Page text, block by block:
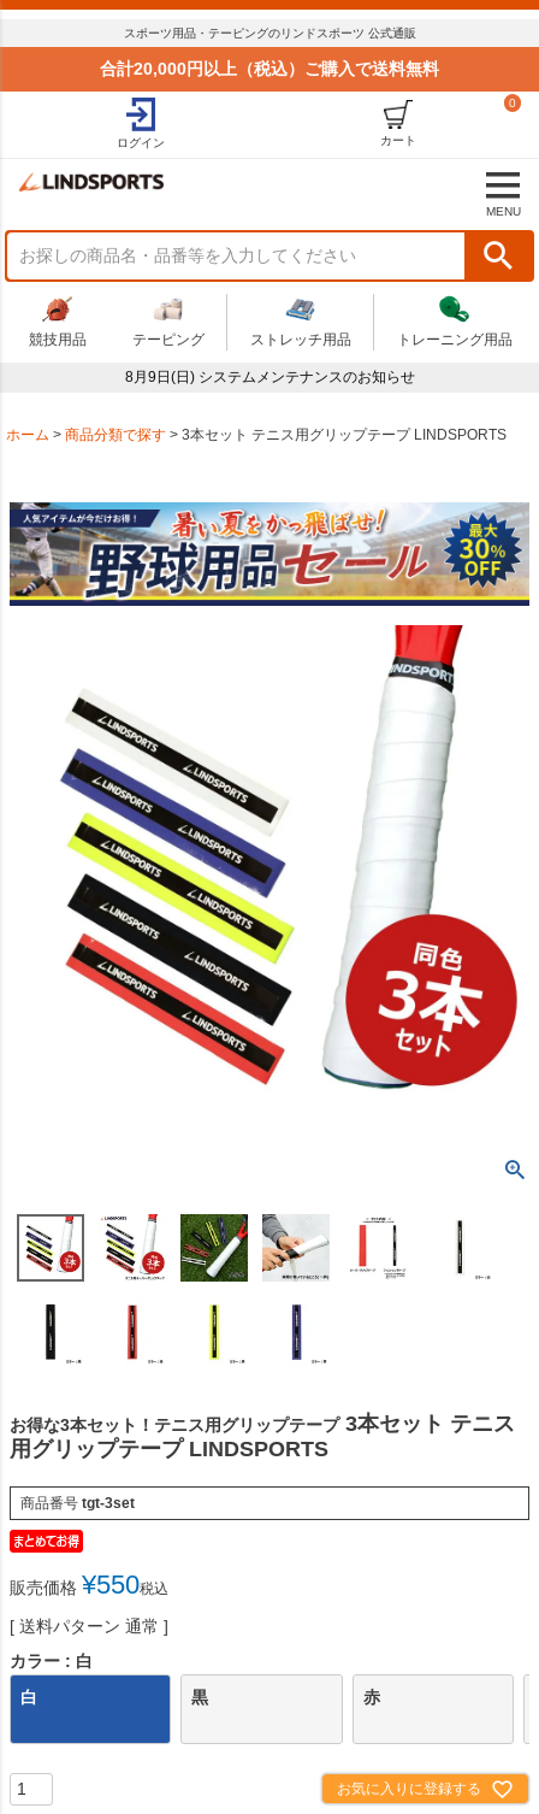
スポーツ用品・テーピングのリンドスポーツ 公式通販
合計20,000円以上（税込）ご購入で送料無料
ログイン
0
カート
MENU
競技用品 テーピング ストレッチ用品 トレーニング用品
8月9日(日) システムメンテナンスのお知らせ
ホーム 商品分類で探す 3本セット テニス用グリップテープ LINDSPORTS
お得な3本セット！テニス用グリップテープ 3本セット テニス
用グリップテープ LINDSPORTS
商品番号 tgt-3set
販売価格 ¥550税込
送料パターン 通常
カラー
白
白
黒 赤
お気に入りに登録する